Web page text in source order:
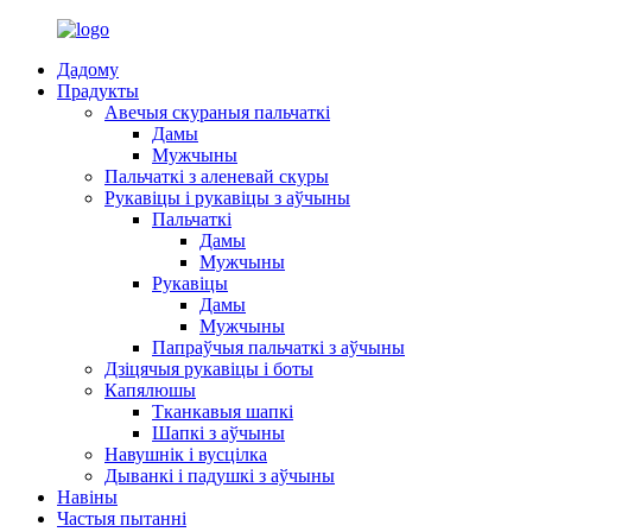
Дадому
Прадукты
Авечыя скураныя пальчаткі
Дамы
Мужчыны
Пальчаткі з аленевай скуры
Рукавіцы і рукавіцы з аўчыны
Пальчаткі
Дамы
Мужчыны
Рукавіцы
Дамы
Мужчыны
Папраўчыя пальчаткі з аўчыны
Дзіцячыя рукавіцы і боты
Капялюшы
Тканкавыя шапкі
Шапкі з аўчыны
Навушнік і вусцілка
Дыванкі і падушкі з аўчыны
Навіны
Частыя пытанні